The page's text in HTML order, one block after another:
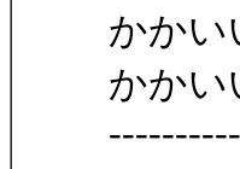
かかい
かかい